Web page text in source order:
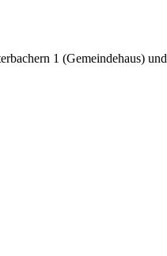
1 (Gemeindehaus) und